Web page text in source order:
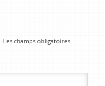
Les champs obligatoires